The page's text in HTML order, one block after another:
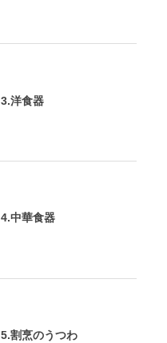
3.洋食器
4.中華食器
5.割烹のうつわ